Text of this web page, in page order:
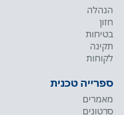
הנהלה
חזון
בטיחות
תקינה
לקוחות
ספרייה טכנית
מאמרים
סרטונים